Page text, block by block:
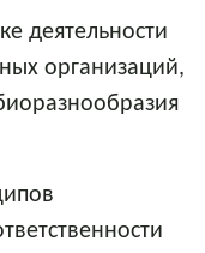
деятельности
организаций,